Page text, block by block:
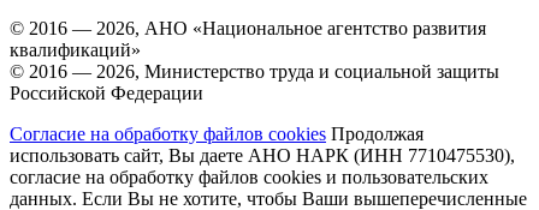
© 2016 — 2026, АНО «Национальное агентство развития
квалификаций»
© 2016 — 2026, Министерство труда и социальной защиты
Российской Федерации
Согласие на обработку файлов cookies Продолжая
использовать сайт, Вы даете АНО НАРК (ИНН 7710475530),
согласие на обработку файлов cookies и пользовательских
данных. Если Вы не хотите, чтобы Ваши вышеперечисленные